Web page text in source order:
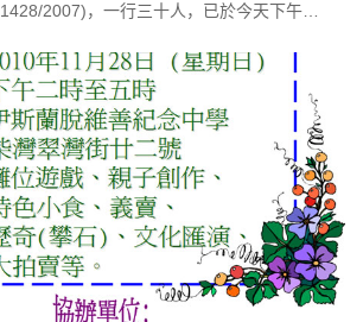
2007)，一行三十人，已於今天下午離